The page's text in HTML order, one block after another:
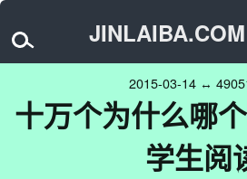
2015-03-14 ↔
十万个为什么哪
学生阅